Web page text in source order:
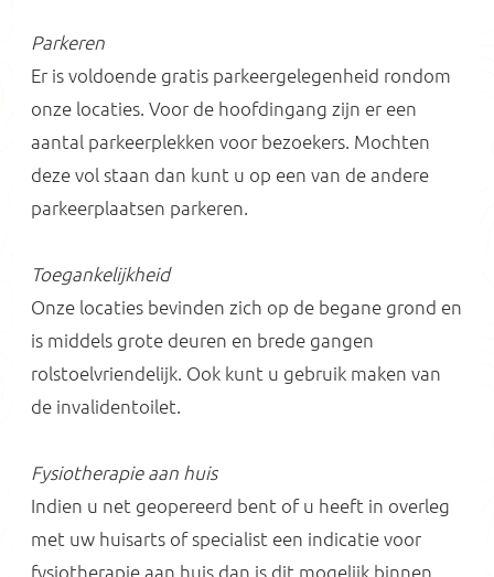
Parkeren
Er is voldoende gratis parkeergelegenheid rondom
onze locaties. Voor de hoofdingang zijn er een
aantal parkeerplekken voor bezoekers. Mochten
deze vol staan dan kunt u op een van de andere
parkeerplaatsen parkeren.
Toegankelijkheid
Onze locaties bevinden zich op de begane grond en
is middels grote deuren en brede gangen
rolstoelvriendelijk. Ook kunt u gebruik maken van
de invalidentoilet.
Fysiotherapie aan huis
Indien u net geopereerd bent of u heeft in overleg
met uw huisarts of specialist een indicatie voor
fysiotherapie aan huis dan is dit mogelijk binnen